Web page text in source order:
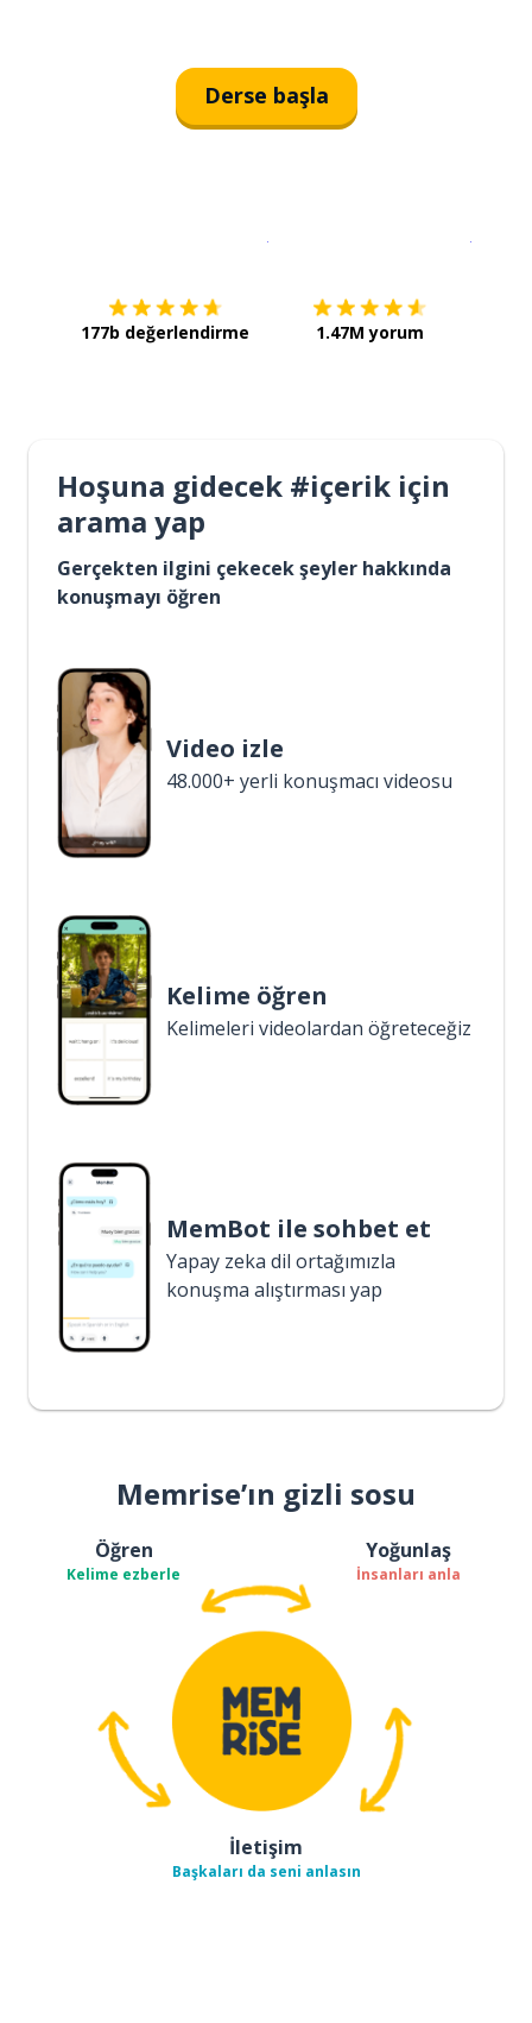
Derse başla
177b değerlendirme 1.47M yorum
Hoşuna gidecek #içerik için
arama yap
Gerçekten ilgini çekecek şeyler hakkında
konuşmayı öğren
Video izle
48.000+ yerli konuşmacı videosu
Kelime öğren
Kelimeleri videolardan öğreteceğiz
MemBot ile sohbet et
Yapay zeka dil ortağımızla
konuşma alıştırması yap
Memrise’ın gizli sosu
Öğren
Kelime ezberle
Yoğunlaş
İnsanları anla
İletişim
Başkaları da seni anlasın